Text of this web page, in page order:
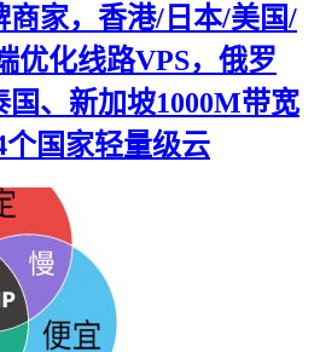
商家，香港/日本/美国/
优化线路VPS，俄罗
国、新加坡1000M带宽
个国家轻量级云